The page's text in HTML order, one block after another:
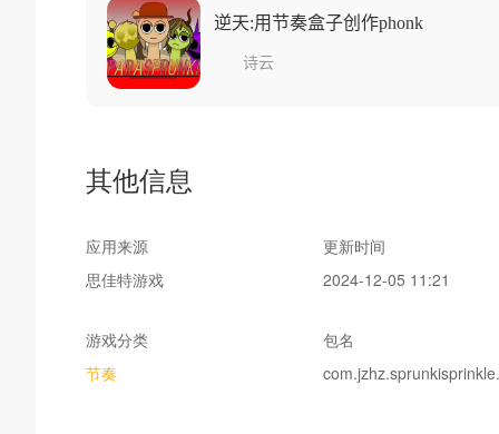
逆天:用节奏盒子创作phonk
诗云
其他信息
应用来源
思佳特游戏
更新时间
2024-12-05 11:21
游戏分类
节奏
包名